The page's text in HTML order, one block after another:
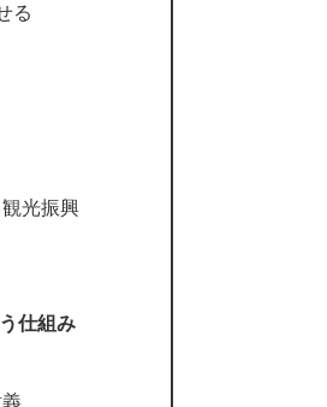
る
光振興
仕組み